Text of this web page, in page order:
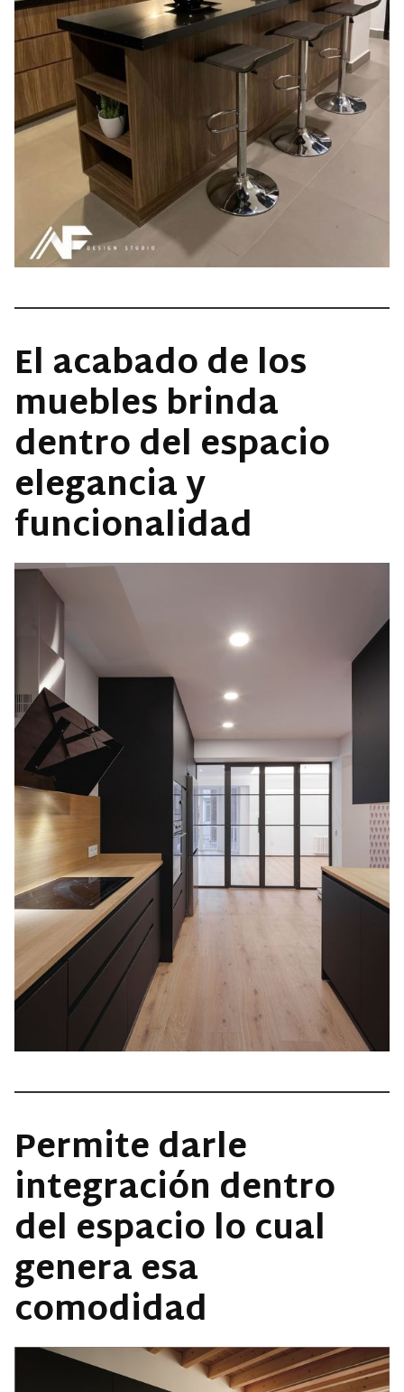
El acabado de los
muebles brinda
dentro del espacio
elegancia y
funcionalidad
Permite darle
integración dentro
del espacio lo cual
genera esa
comodidad